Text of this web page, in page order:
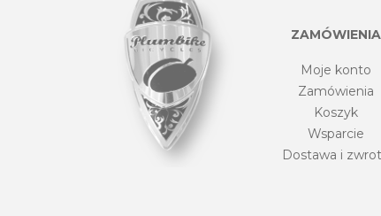
ZAMÓWIENIA
Moje konto
Zamówienia
Koszyk
Wsparcie
Dostawa i